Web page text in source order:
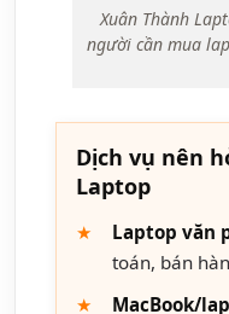
Xuân Thành
người cần mua
Dịch vụ nên
Laptop
Laptop văn
toán, bán
MacBook/